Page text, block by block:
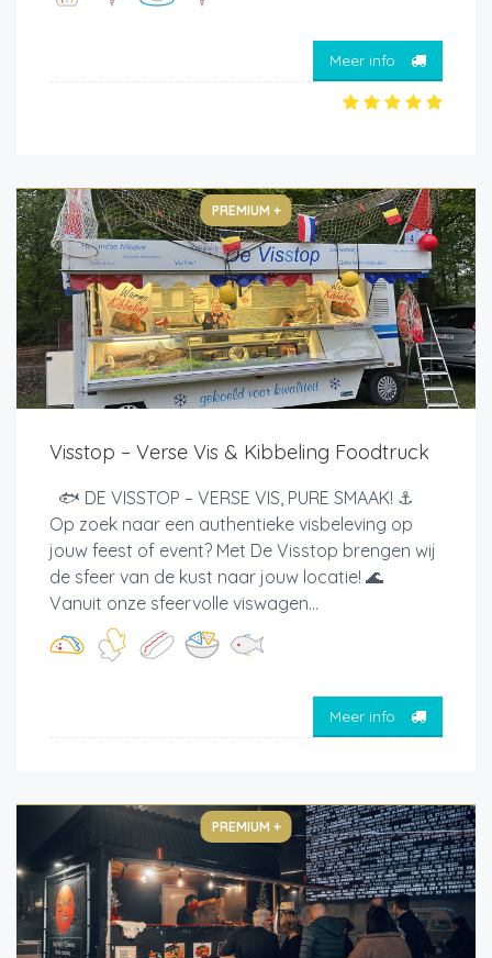
Meer info
PREMIUM +
Visstop – Verse Vis & Kibbeling Foodtruck
🐟 DE VISSTOP – VERSE VIS, PURE SMAAK! ⚓
Op zoek naar een authentieke visbeleving op
jouw feest of event? Met De Visstop brengen wij
de sfeer van de kust naar jouw locatie! 🌊
Vanuit onze sfeervolle viswagen...
Meer info
PREMIUM +